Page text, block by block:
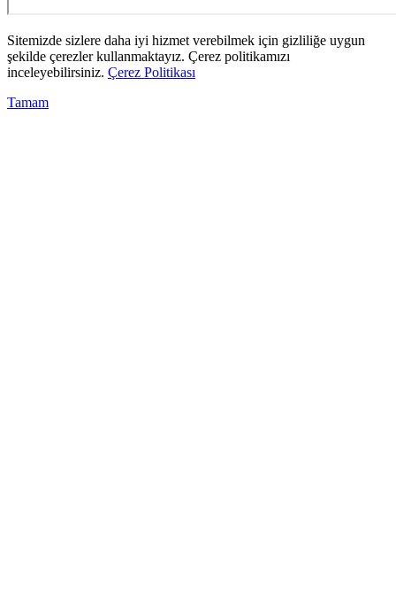
Sitemizde sizlere daha iyi hizmet verebilmek için gizliliğe uygun
şekilde çerezler kullanmaktayız. Çerez politikamızı
inceleyebilirsiniz. Çerez Politikası
Tamam